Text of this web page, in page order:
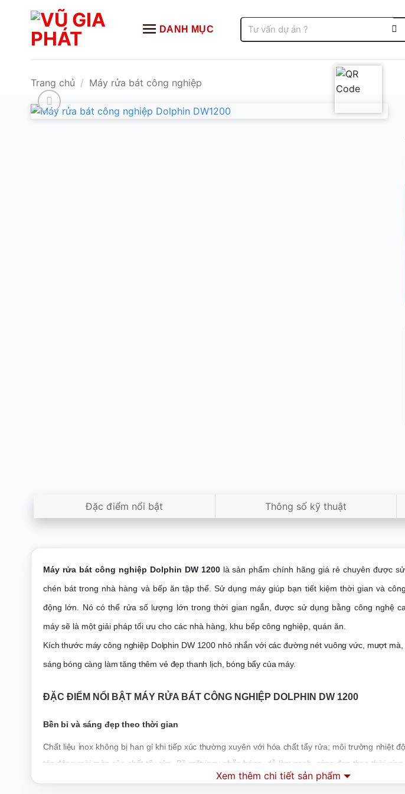
DANH MỤC
kiếm:
Trang chủ / Máy rửa bát công nghiệp
Đặc điểm nổi bật Thông số kỹ thuật
Máy rửa bát công nghiệp Dolphin DW 1200là sản phẩm chính hãng giá rẻ chuyên được
chén bát trong nhà hàng và bếp ăn tập thể. Sử dụng máy giúp bạn tiết kiệm thời gian và
động lớn. Nó có thể rửa số lượng lớn trong thời gian ngắn, được sử dụng bằng công nghệ
máy sẽ là một giải pháp tối ưu cho các nhà hàng, khu bếp công nghiệp, quán ăn
Kích thước máy công nghiệp Dolphin DW 1200 nhỏ nhắn với các đường nét vuông vức, mượt
sáng bóng càng làm tăng thêm vẻ đẹp thanh lịch, bóng bẩy của máy.
ĐẶC ĐIỂM NỔI BẬT MÁY RỬA BÁT CÔNG NGHIỆP DOLPHIN DW 1200
Bền bỉ và sáng đẹp theo thời gian
Chất liệu inox không bị han gỉ khi tiếp xúc thường xuyên với hóa chất tẩy rửa; môi trường nhiệt
tác động mài mòn của chất tẩy rửa. Bề mặt inox nhẵn bóng, dễ làm sạch, sáng đẹp theo thời
va đập mạnh. Từng đường nét, góc cạnh của máy đều sang, xịn và mịn. Bộ đun nóng bồn rửa
Xem thêm chi tiết sản phẩm